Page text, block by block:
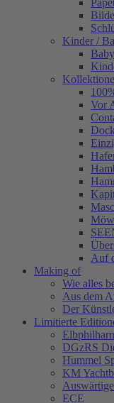
Kinder /
Baby
Vor
Auf
Making of
Wie alles
Aus dem
Der
Limitierte
DGzRS
Hummel
KM
ECE